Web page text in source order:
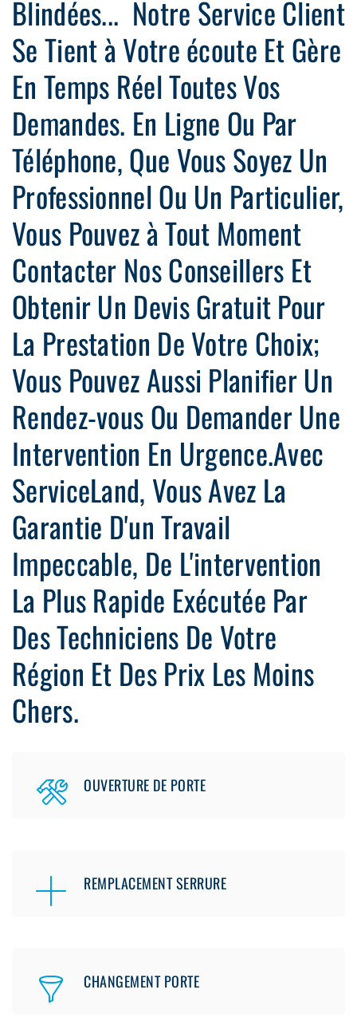
Blindées... Notre Service Client
Se Tient à Votre écoute Et Gère
En Temps Réel Toutes Vos
Demandes. En Ligne Ou Par
Téléphone, Que Vous Soyez Un
Professionnel Ou Un Particulier,
Vous Pouvez à Tout Moment
Contacter Nos Conseillers Et
Obtenir Un Devis Gratuit Pour
La Prestation De Votre Choix;
Vous Pouvez Aussi Planifier Un
Rendez-vous Ou Demander Une
Intervention En Urgence.Avec
ServiceLand, Vous Avez La
Garantie D'un Travail
Impeccable, De L'intervention
La Plus Rapide Exécutée Par
Des Techniciens De Votre
Région Et Des Prix Les Moins
Chers.
OUVERTURE DE PORTE
REMPLACEMENT SERRURE
CHANGEMENT PORTE